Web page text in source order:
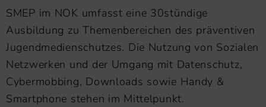
SMEP im NOK umfasst eine 30stündige
Ausbildung zu Themenbereichen des präventiven
Jugendmedienschutzes. Die Nutzung von Sozialen
Netzwerken und der Umgang mit Datenschutz,
Cybermobbing, Downloads sowie Handy &
Smartphone stehen im Mittelpunkt.